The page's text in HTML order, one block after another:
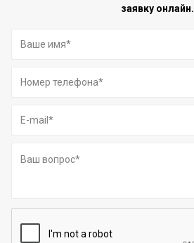
заявку онлайн.